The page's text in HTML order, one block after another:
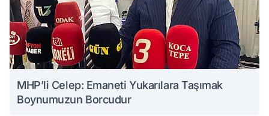
MHP’li Celep: Emaneti Yukarılara Taşımak
Boynumuzun Borcudur